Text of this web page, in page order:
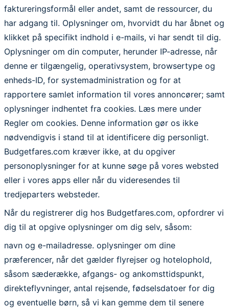
faktureringsformål eller andet, samt de ressourcer, du
har adgang til. Oplysninger om, hvorvidt du har åbnet og
klikket på specifikt indhold i e-mails, vi har sendt til dig.
Oplysninger om din computer, herunder IP-adresse, når
denne er tilgængelig, operativsystem, browsertype og
enheds-ID, for systemadministration og for at
rapportere samlet information til vores annoncører; samt
oplysninger indhentet fra cookies. Læs mere under
Regler om cookies. Denne information gør os ikke
nødvendigvis i stand til at identificere dig personligt.
Budgetfares.com kræver ikke, at du opgiver
personoplysninger for at kunne søge på vores websted
eller i vores apps eller når du videresendes til
tredjeparters websteder.
Når du registrerer dig hos Budgetfares.com, opfordrer vi
dig til at opgive oplysninger om dig selv, såsom:
navn og e-mailadresse. oplysninger om dine
præferencer, når det gælder flyrejser og hotelophold,
såsom sæderække, afgangs- og ankomsttidspunkt,
direkteflyvninger, antal rejsende, fødselsdatoer for dig
og eventuelle børn, så vi kan gemme dem til senere